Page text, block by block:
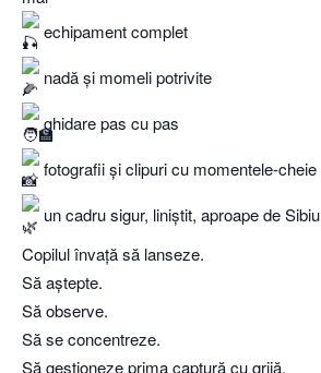
echipament complet
nadă și momeli potrivite
ghidare pas cu pas
fotografii și clipuri cu momentele-cheie
un cadru sigur, liniștit, aproape de Sibiu
Copilul învață să lanseze.
Să aștepte.
Să observe.
Să se concentreze.
Să gestioneze prima captură cu grijă.